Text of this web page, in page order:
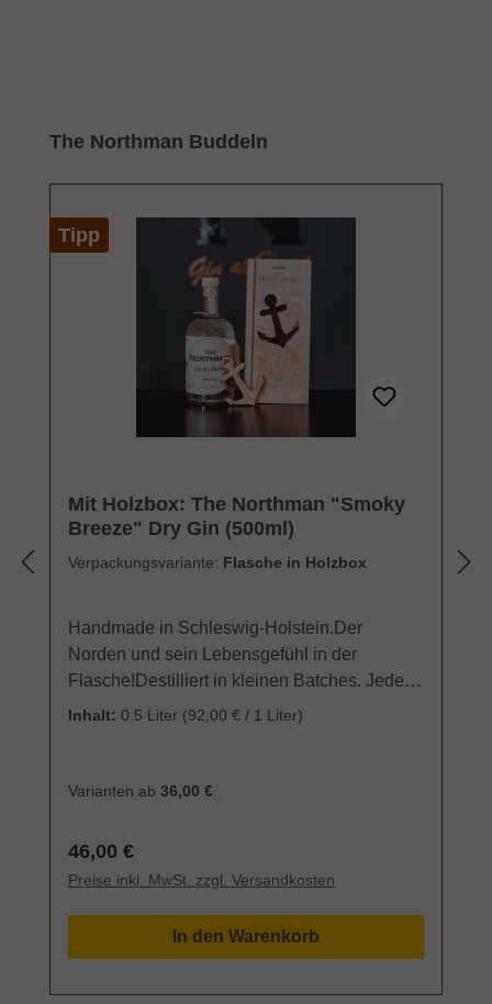
Produktgalerie überspringen
The Northman Buddeln
Tipp
Mit Holzbox: The Northman "Smoky
Breeze" Dry Gin (500ml)
Verpackungsvariante: Flasche in Holzbox
Handmade in Schleswig-Holstein.Der
Norden und sein Lebensgefühl in der
Flasche!Destilliert in kleinen Batches. Jede
Flasche handsigniert.Verpackt in Holzbox mit
den Gründern selbst, Lars & Claas, von Hand
Der Gin besticht nicht nur durch seine
schlichte Eleganz, sondern spiegelt auch mit
seinem einzigartigen Geschmack den Norden
und sein Lebensgefühl wider. Mit The
Nordlichter 2019 ihr eigenes Label und
Inhalt: 0.5 Liter (92,00 € / 1 Liter)
Varianten ab 36,00 €
Regulärer Preis:
46,00 €
Preise inkl. MwSt. zzgl. Versandkosten
In den Warenkorb